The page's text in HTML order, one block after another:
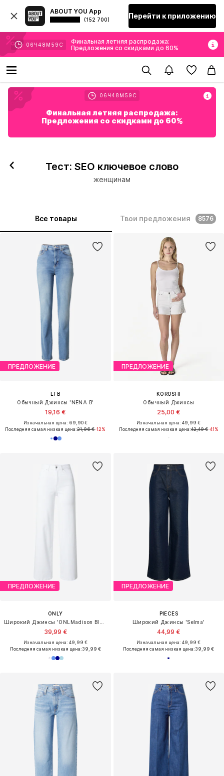
ABOUT YOU App
(152 700) Перейти к приложению
06 Ч48 М 57 С
Финальная летняя распродажа:
Предложения со скидками до 60%
06 Ч48 М 57 С
Финальная летняя распродажа:
Предложения со скидками до 60%
Тест: SEO ключевое слово
женщинам
Все товары Твои предложения 8576
ПРЕДЛОЖЕНИЕ
LTB
Обычный Джинсы 'NENA B'
19,16 €
Изначальная цена: 69,90 €
Последняя самая низкая цена:21,96 €-12%
ПРЕДЛОЖЕНИЕ
KOROSHI
Обычный Джинсы
25,00 €
Изначальная цена: 49,99 €
Последняя самая низкая цена:42,49 €-41%
ПРЕДЛОЖЕНИЕ
ONLY
39,99 €
Изначальная цена: 49,99 €
Последняя самая низкая цена:39,99 €
ПРЕДЛОЖЕНИЕ
PIECES
Широкий Джинсы 'Selma'
44,99 €
Изначальная цена: 49,99 €
Последняя самая низкая цена:39,99 €